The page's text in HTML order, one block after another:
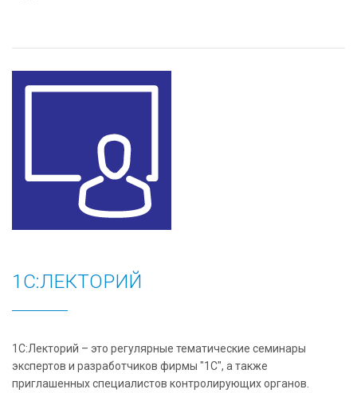
1С:ЛЕКТОРИЙ
1С:Лекторий – это регулярные тематические семинары
экспертов и разработчиков фирмы "1С", а также
приглашенных специалистов контролирующих органов.